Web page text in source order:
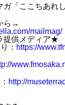
「ここちあれし
ら→
mailmag/
提供メディア★
： https://
http://